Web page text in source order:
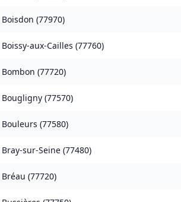
Boisdon (77970)
Boissy-aux-Cailles (77760)
Bombon (77720)
Bougligny (77570)
Bouleurs (77580)
Bray-sur-Seine (77480)
Bréau (77720)